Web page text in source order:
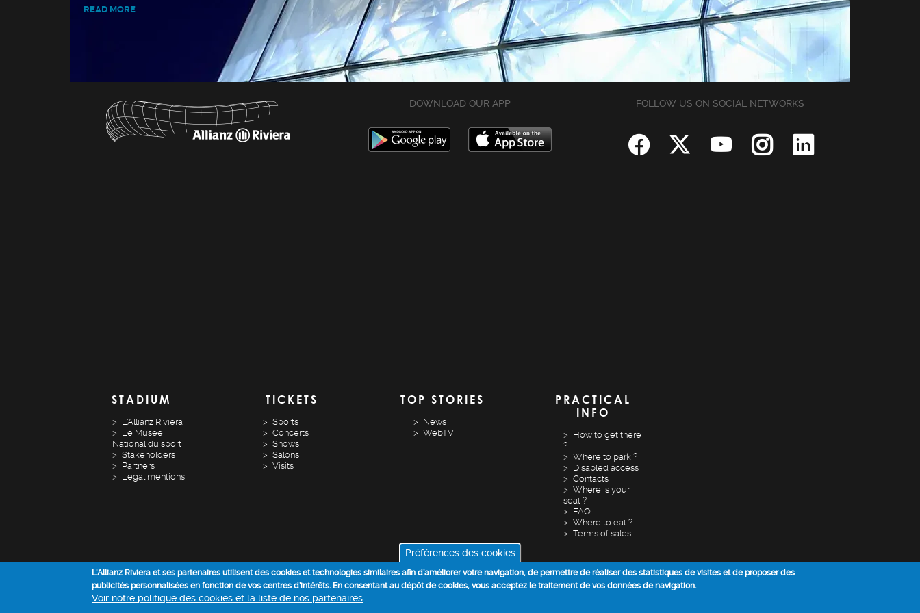
Préférences des cookies
L'Allianz Riviera et ses partenaires utilisent des cookies et technologies similaires afin d’améliorer votre navigation, de permettre de réaliser des statistiques de visites et de proposer des
publicités personnalisées en fonction de vos centres d’intérêts. En consentant au dépôt de cookies, vous acceptez le traitement de vos données de navigation.
Voir notre politique des cookies et la liste de nos partenaires
READ MORE
DOWNLOAD OUR APP FOLLOW US ON SOCIAL NETWORKS
STADIUM
L'Allianz Riviera
Le Musée
National du sport
Stakeholders
Partners
Legal mentions
TICKETS
Sports
Concerts
Shows
Salons
Visits
TOP STORIES
News
WebTV
PRACTICAL
INFO
How to get there
?
Where to park ?
Disabled access
Contacts
Where is your
seat ?
FAQ
Where to eat ?
Terms of sales
COOKIE POLICY